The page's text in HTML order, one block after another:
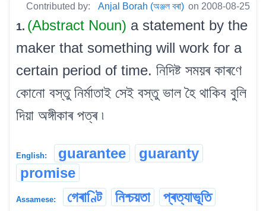
Contributed by: Anjal Borah (অঞ্জল বৰা) on 2008-08-25
1. (Abstract Noun) a statement by the
maker that something will work for a
certain period of time. নিদিষ্ট সময়ৰ কাৰণে
কোনো বস্তু নিৰ্মাতাই সেই বস্তু ভাল হৈ থাকিব বুলি
দিয়া অঙ্গীকাৰ পত্ৰ ৷
English: guarantee
guaranty
promise
Assamese: গেৰাণ্টি নিশ্চয়তা প্ৰত্যাভূতি